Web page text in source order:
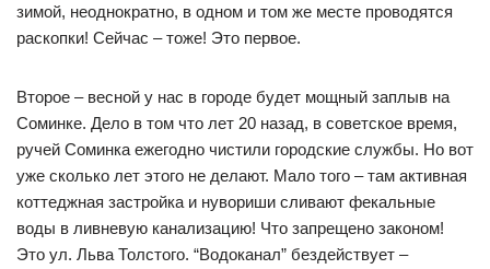
зимой, неоднократно, в одном и том же месте проводятся
раскопки! Сейчас – тоже! Это первое.
Второе – весной у нас в городе будет мощный заплыв на
Соминке. Дело в том что лет 20 назад, в советское время,
ручей Соминка ежегодно чистили городские службы. Но вот
уже сколько лет этого не делают. Мало того – там активная
коттеджная застройка и нувориши сливают фекальные
воды в ливневую канализацию! Что запрещено законом!
Это ул. Льва Толстого. “Водоканал” бездействует –